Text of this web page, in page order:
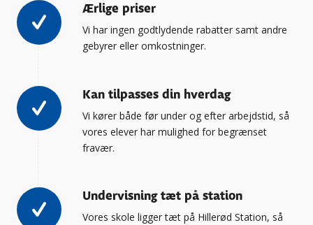
Ærlige priser
Vi har ingen godtlydende rabatter samt andre
gebyrer eller omkostninger.
Kan tilpasses din hverdag
Vi kører både før under og efter arbejdstid, så
vores elever har mulighed for begrænset
fravær.
Undervisning tæt på station
Vores skole ligger tæt på Hillerød Station, så